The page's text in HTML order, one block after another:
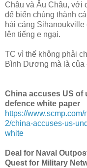
Châu và Âu Châu, với
để biến chúng thành
hải cảng
lên tiếng e ngại.
TC vì thế không phải
Bình Dương mà là của
China accuses US
defence white paper
https://
2/china-accuses-us-
white
Deal for Naval
Quest for Military